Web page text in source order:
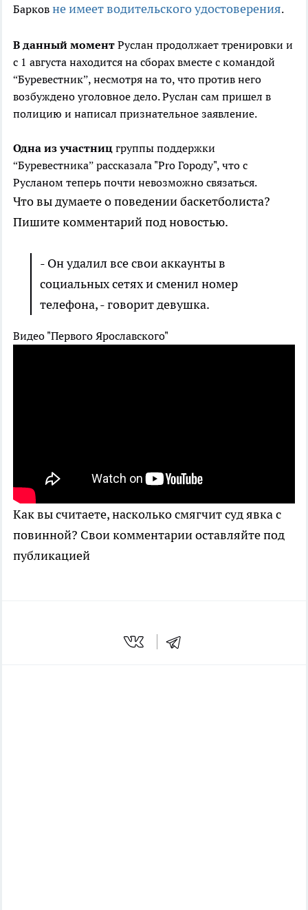
Барков не имеет водительского удостоверения.
В данный момент Руслан продолжает тренировки и
с 1 августа находится на сборах вместе с командой
“Буревестник”, несмотря на то, что против него
возбуждено уголовное дело. Руслан сам пришел в
полицию и написал признательное заявление.
Одна из участниц группы поддержки
“Буревестника” рассказала "Pro Городу", что с
Русланом теперь почти невозможно связаться.
Что вы думаете о поведении баскетболиста?
Пишите комментарий под новостью.
- Он удалил все свои аккаунты в
социальных сетях и сменил номер
телефона, - говорит девушка.
Видео "Первого Ярославского"
Как вы считаете, насколько смягчит суд явка с
повинной? Свои комментарии оставляйте под
публикацией